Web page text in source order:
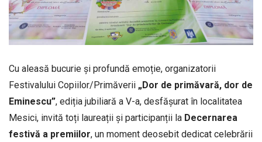
Cu aleasă bucurie și profundă emoție, organizatorii
Festivalului Copiilor/Primăverii „Dor de primăvară, dor de
Eminescu”, ediția jubiliară a V-a, desfășurat în localitatea
Mesici, invită toți laureații și participanții la Decernarea
festivă a premiilor, un moment deosebit dedicat celebrării